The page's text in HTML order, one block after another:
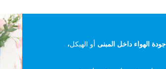
جودة الهواء داخل المبنى أو الهيكل،